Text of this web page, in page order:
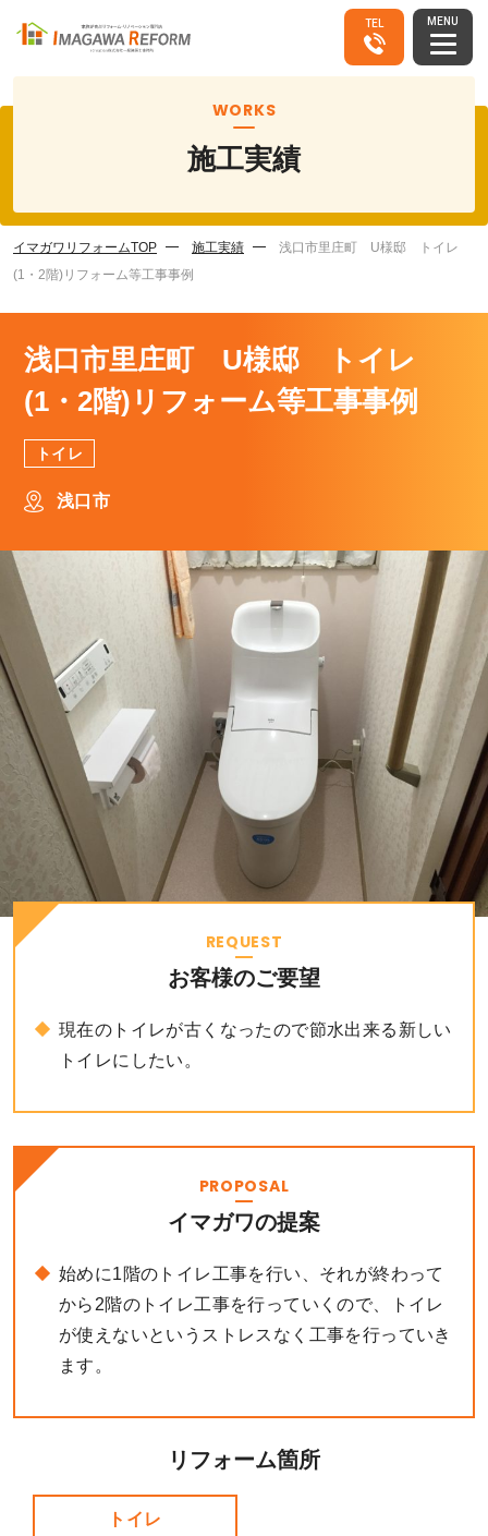
TEL MENU
WORKS
施工実績
イマガワリフォームTOP 施工実績
浅口市里庄町 U様邸 トイレ
(1・2階)リフォーム等工事事例
浅口市里庄町 U様邸 トイレ
(1・2階)リフォーム等工事事例
トイレ
浅口市
REQUEST
お客様のご要望
現在のトイレが古くなったので節水出来る新しい
トイレにしたい。
PROPOSAL
イマガワの提案
始めに1階のトイレ工事を行い、それが終わって
から2階のトイレ工事を行っていくので、トイレ
が使えないというストレスなく工事を行っていき
ます。
リフォーム箇所
トイレ